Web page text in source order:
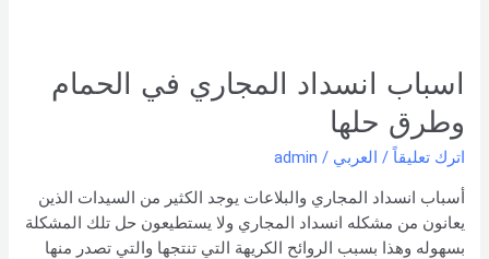
اسباب انسداد المجاري في الحمام
وطرق حلها
اترك تعليقاً / العربي /
admin
أسباب انسداد المجاري والبلاعات يوجد الكثير من السيدات الذين
يعانون من مشكله انسداد المجاري ولا يستطيعون حل تلك المشكلة
بسهوله وهذا بسبب الروائح الكريهة التي تنتجها والتي تصدر منها
اسباب
انسداد
المجاري
في
وطرق
حلها